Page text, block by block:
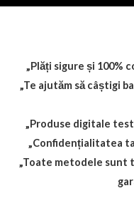
„Plăți sigure și 100%
„Te ajutăm să câștigi
„Produse digitale
„Confidențialitatea
„Toate metodele